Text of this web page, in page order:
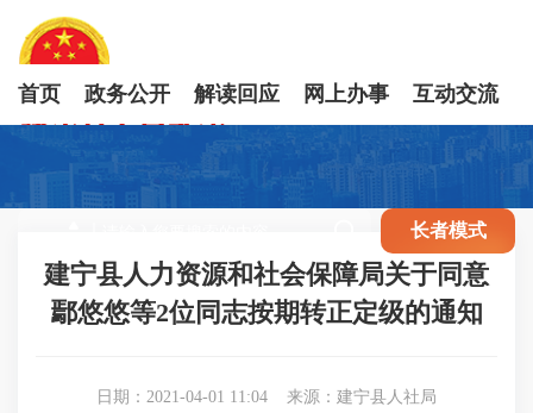
首页 政务公开 解读回应 网上办事 互动交流
长者模式
建宁县人力资源和社会保障局关于同意
鄢悠悠等2位同志按期转正定级的通知
日期：2021-04-01 11:04 来源：建宁县人社局